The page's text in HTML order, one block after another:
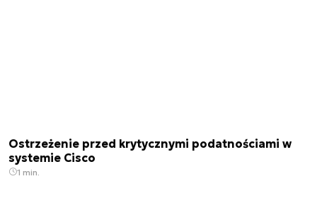
Ostrzeżenie przed krytycznymi podatnościami w
systemie Cisco
1 min.